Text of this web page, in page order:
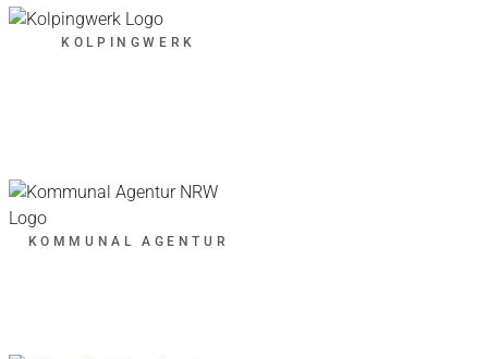
KOLPINGWERK
KOMMUNAL AGENTUR